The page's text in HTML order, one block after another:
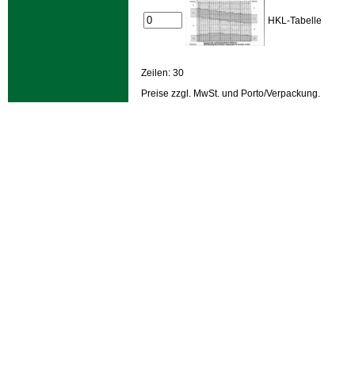
HKL-Tabelle
Zeilen: 30
Preise zzgl. MwSt. und Porto/Verpackung.